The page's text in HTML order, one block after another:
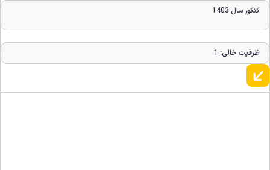
کنکور سال 1403
ظرفیت خالی: 1